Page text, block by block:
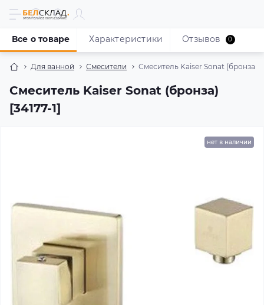
Для ванной Смесители Смеситель Kaiser Sonat (бронза)
Смеситель Kaiser Sonat (бронза)
[34177-1]
Все о товаре Характеристики Отзывов 0
нет в наличии